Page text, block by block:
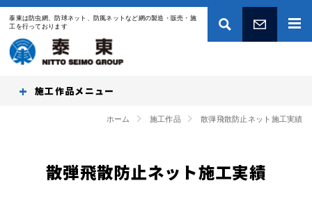
泰東は防虫網、防球ネット、防風ネットなど網の製造・販売・施
工を行っております
施工作品
ホーム 施工作品 散弾飛散防止ネット施工実績
散弾飛散防止ネット施工実績